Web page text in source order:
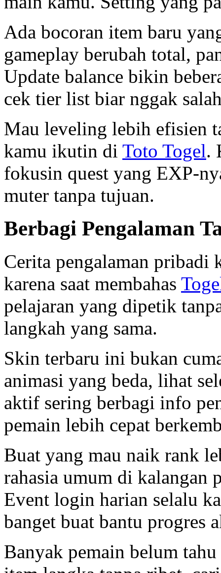
Ada bocoran item baru
gameplay berubah total,
Update balance bikin
cek tier list biar nggak
Mau leveling lebih efisien
kamu ikutin di Toto Togel.
fokusin quest yang EXP-
muter tanpa tujuan.
Berbagi Pengalaman
Cerita pengalaman pribadi
karena saat membahas
pelajaran yang dipetik
langkah yang sama.
Skin terbaru ini bukan
animasi yang beda, lihat
aktif sering berbagi info
pemain lebih cepat
Buat yang mau naik rank
rahasia umum di
Event login harian selalu
banget buat bantu progres
Banyak pemain belum